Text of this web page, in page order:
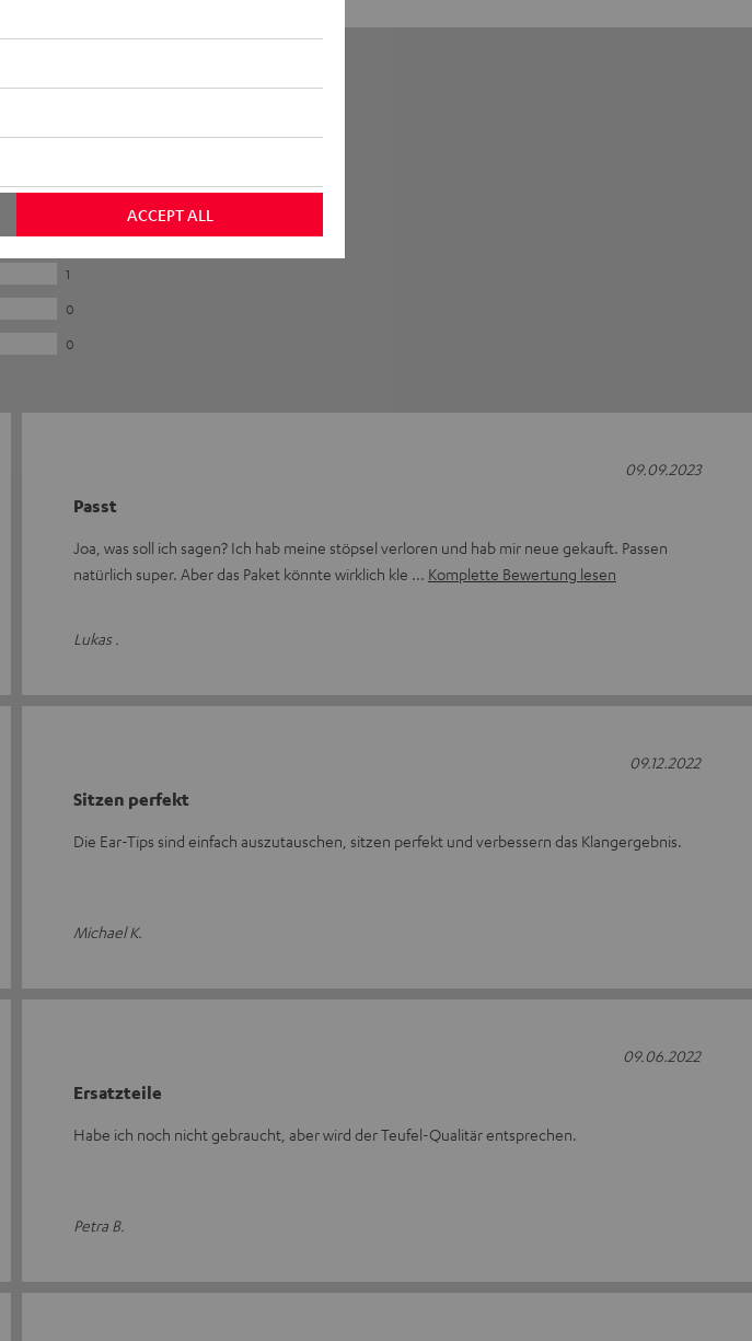
1
1
0
0
Passt
Joa, was soll ich sagen? Ich hab meine stöpsel verloren und hab mir neue gekauft. Passen
natürlich super. Aber das Paket könnte wirklich kle
Komplette Bewertung lesen
Lukas .
09.09.2023
Sitzen perfekt
Die Ear-Tips sind einfach auszutauschen, sitzen perfekt und verbessern das Klangergebnis.
Michael K.
09.12.2022
Ersatzteile
Habe ich noch nicht gebraucht, aber wird der Teufel-Qualitär entsprechen.
Petra B.
09.06.2022
ACCEPT ALL